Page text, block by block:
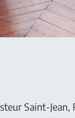
Saint-Jean,